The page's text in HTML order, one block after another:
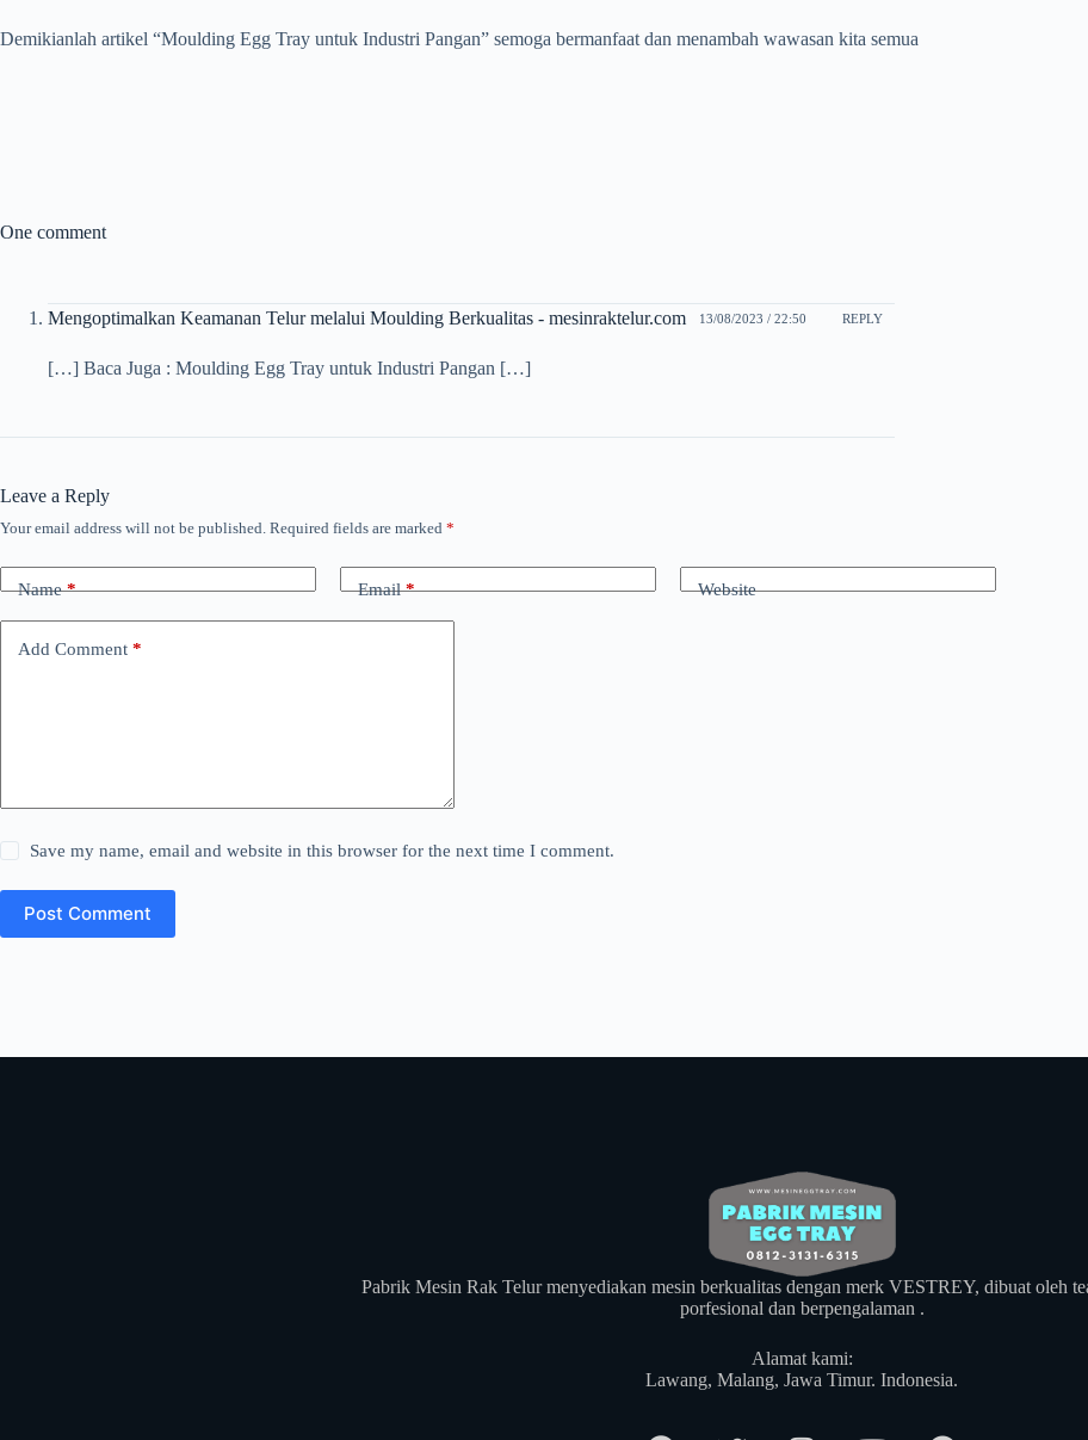
Demikianlah artikel “Moulding Egg Tray untuk Industri Pangan” semoga bermanfaat dan menambah wawasan kita semua
One comment
Mengoptimalkan Keamanan Telur melalui Moulding Berkualitas - mesinraktelur.com 13/08/2023 / 22:50 REPLY
[…] Baca Juga : Moulding Egg Tray untuk Industri Pangan […]
Leave a Reply
Your email address will not be published. Required fields are marked *
Name* Email* Website
Add Comment *
Save my name, email and website in this browser for the next time I comment.
Post Comment
Pabrik Mesin Rak Telur menyediakan mesin berkualitas dengan merk VESTREY, dibuat oleh
porfesional dan berpengalaman .
Alamat kami:
​Lawang, Malang, Jawa Timur. Indonesia.